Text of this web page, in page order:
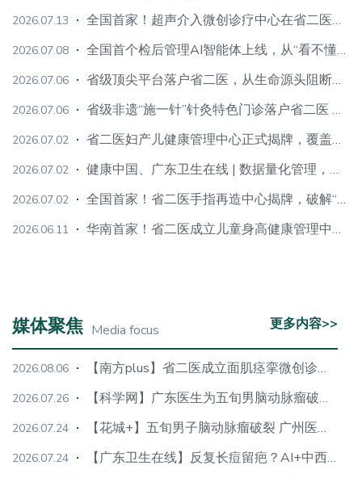
2026.07.13 全国首家！超声介入微创诊疗中心在省二医揭牌成立，超微创治疗各类难治性结节、囊肿
2026.07.08 全国首个检后管理AI智能体上线，从“看不懂”到“用得上”，检后管理有了“数字管家”
2026.07.06 省级顶尖平台落户省二医，从生命源头阻断遗传性疾病
2026.07.06 省级非遗“施一针”针灸特色门诊落户省二医 探索中医药传承创新新路径
2026.07.02 省二医妇产儿健康管理中心正式揭牌，覆盖母婴、女性、儿童全需求
2026.07.02 健康中国、广东卫生在线 | 数据量化管理，如何让一家三甲医院逆势增长
2026.07.02 全国首家！省二医手指再造中心揭牌，破解“修手失脚”困局，覆盖全年龄段手指缺损再造
2026.06.11 华南首家！省二医成立儿童身高健康管理中心，专注4-10岁长高黄金期，阶梯干预重构助长体系
媒体聚焦 Media focus 更多内容>>
2026.08.06 【南方plus】省二医成立面肌痉挛微创诊疗中心，新术式缩小手术探查范围
2026.07.26 【科学网】广东医生为五旬男脑动脉瘤破裂介入“拆弹”成功
2026.07.24 【花城+】五旬男子脑动脉瘤破裂 广州医生精准“拆弹”
2026.07.24 【广东卫生在线】反复长痘留疤？AI+中西医精准“战痘”！专家：避开这些祛痘误区